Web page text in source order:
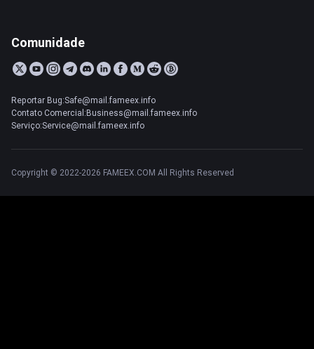
Comunidade
Reportar Bug:Safe@mail.fameex.info
Contato Comercial:Business@mail.fameex.info
Serviço:Service@mail.fameex.info
Copyright © 2022-2026 FAMEEX.COM All Rights Reserved